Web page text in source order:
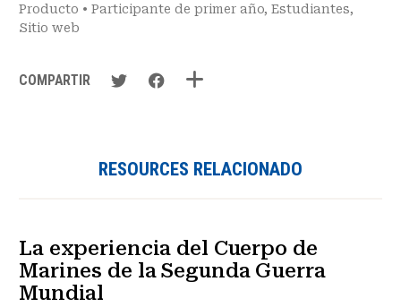
Producto • Participante de primer año, Estudiantes,
Sitio web
COMPARTIR
RESOURCES RELACIONADO
La experiencia del Cuerpo de
Marines de la Segunda Guerra
Mundial